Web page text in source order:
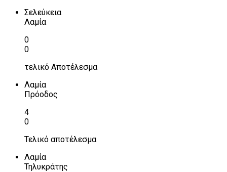
Σελεύκεια
Λαμία
0
0
τελικό Αποτέλεσμα
Λαμία
Πρόοδος
4
0
Τελικό αποτέλεσμα
Λαμία
Τηλυκράτης